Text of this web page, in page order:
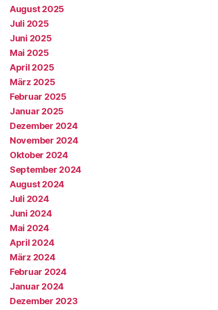
August 2025
Juli 2025
Juni 2025
Mai 2025
April 2025
März 2025
Februar 2025
Januar 2025
Dezember 2024
November 2024
Oktober 2024
September 2024
August 2024
Juli 2024
Juni 2024
Mai 2024
April 2024
März 2024
Februar 2024
Januar 2024
Dezember 2023